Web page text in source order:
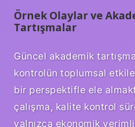
Örnek Olaylar ve
Tartışmalar
Güncel akademik
kontrolün toplumsal
bir perspektifle ele
çalışma, kalite kontrol
yalnızca ekonomik